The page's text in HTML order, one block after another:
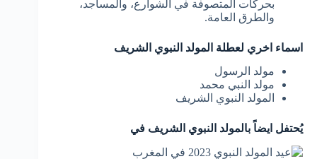
بحركات المتصوفة في الشوارع، والمساجد،
والطرق العامة.
اسماء اخري لعطلة المولد النبوي الشريف
مولد الرسول
مولد النبي محمد
المولد النبوي الشريف
يُحتفل ايضاً بالمولد النبوي الشريف في